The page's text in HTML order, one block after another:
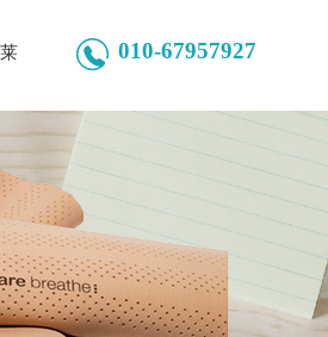
010-67957927